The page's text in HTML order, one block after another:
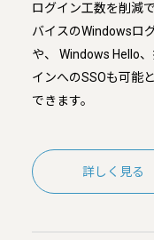
ログイン工数を削減
バイスのWindowsロ
や、 Windows Hello
インへのSSOも可能
できます。
詳しく見る